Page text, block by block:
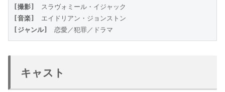
[撮影]
スラヴォミール・イジャック
[音楽]
エイドリアン・ジョンストン
[ジャンル]
恋愛／犯罪／ドラマ
キャスト